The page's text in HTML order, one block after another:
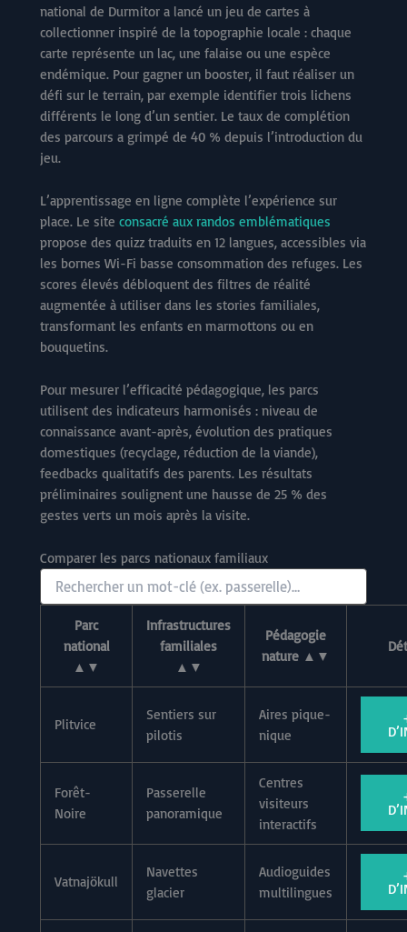
national de Durmitor a lancé un jeu de cartes à
collectionner inspiré de la topographie locale : chaque
carte représente un lac, une falaise ou une espèce
endémique. Pour gagner un booster, il faut réaliser un
défi sur le terrain, par exemple identifier trois lichens
différents le long d’un sentier. Le taux de complétion
des parcours a grimpé de 40 % depuis l’introduction du
jeu.
L’apprentissage en ligne complète l’expérience sur
place. Le site consacré aux randos emblématiques
propose des quizz traduits en 12 langues, accessibles via
les bornes Wi-Fi basse consommation des refuges. Les
scores élevés débloquent des filtres de réalité
augmentée à utiliser dans les stories familiales,
transformant les enfants en marmottons ou en
bouquetins.
Pour mesurer l’efficacité pédagogique, les parcs
utilisent des indicateurs harmonisés : niveau de
connaissance avant-après, évolution des pratiques
domestiques (recyclage, réduction de la viande),
feedbacks qualitatifs des parents. Les résultats
préliminaires soulignent une hausse de 25 % des
gestes verts un mois après la visite.
Comparer les parcs nationaux familiaux
Parc
national
▲▼
Infrastructures
familiales
▲▼
Pédagogie
nature ▲▼
Plitvice
Sentiers sur
pilotis
Aires pique-
nique
Forêt-
Noire
Passerelle
panoramique
Centres
visiteurs
interactifs
Vatnajökull
Navettes
glacier
Audioguides
multilingues